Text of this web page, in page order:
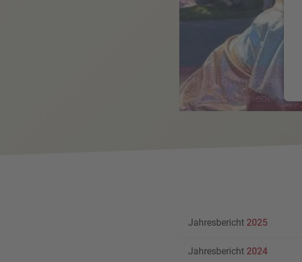
Jahresbericht 2025
Jahresbericht 2024